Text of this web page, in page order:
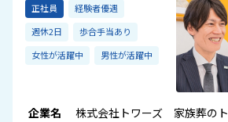
正社員
経験者優遇
週休2日
歩合手当あり
女性が活躍中
男性が活躍中
企業名
株式会社トワーズ 家族葬の